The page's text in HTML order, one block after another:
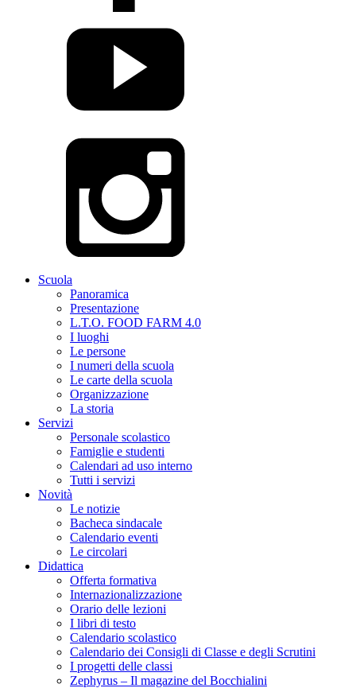
Scuola
Panoramica
Presentazione
L.T.O. FOOD FARM 4.0
I luoghi
Le persone
I numeri della scuola
Le carte della scuola
Organizzazione
La storia
Servizi
Personale scolastico
Famiglie e studenti
Calendari ad uso interno
Tutti i servizi
Novità
Le notizie
Bacheca sindacale
Calendario eventi
Le circolari
Didattica
Offerta formativa
Internazionalizzazione
Orario delle lezioni
I libri di testo
Calendario scolastico
Calendario dei Consigli di Classe e degli Scrutini
I progetti delle classi
Zephyrus – Il magazine del Bocchialini